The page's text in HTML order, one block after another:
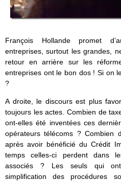
François Hollande promet
entreprises, surtout les grandes,
retour en arrière sur les
entreprises ont le bon dos ! Si on
?
A droite, le discours est plus
toujours les actes. Combien de
ont-elles été inventées ces
opérateurs télécoms ? Combien
après avoir bénéficié du Crédit
temps celles-ci perdent dans
associés ? Les seuls qui ont
simplification des procédures